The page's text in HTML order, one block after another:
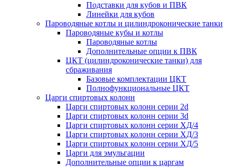
Подставки для кубов и ПВК
Линейки для кубов
Пароводяные котлы и цилиндроконические танки
Пароводяные кубы и котлы
Пароводяные котлы
Дополнительные опции к ПВК
ЦКТ (цилиндроконические танки) для
сбраживания
Базовые комплектации ЦКТ
Полнофункциональные ЦКТ
Царги спиртовых колонн
Царги спиртовых колонн серии 2d
Царги спиртовых колонн серии 3d
Царги спиртовых колонн серии ХД/4
Царги спиртовых колонн серии ХД/3
Царги спиртовых колонн серии ХД/5
Царги для эмульгации
Дополнительные опции к царгам